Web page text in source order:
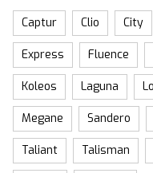
Captur Clio City
Express Fluence
Koleos Laguna
Megane Sandero
Taliant Talisman